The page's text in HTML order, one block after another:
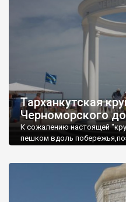
Тарханкутская
Черноморского
К сожалению настоящей
пешком вдоль